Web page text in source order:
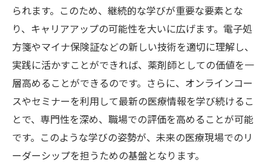
られます。このため、継続的な学びが重要な要素とな
り、キャリアアップの可能性を大いに広げます。電子処
方箋やマイナ保険証などの新しい技術を適切に理解し、
実践に活かすことができれば、薬剤師としての価値を一
層高めることができるのです。さらに、オンラインコー
スやセミナーを利用して最新の医療情報を学び続けるこ
とで、専門性を深め、職場での評価を高めることが可能
です。このような学びの姿勢が、未来の医療現場でのリ
ーダーシップを担うための基盤となります。